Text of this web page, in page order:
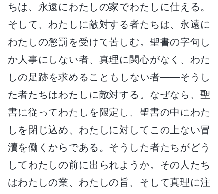
ちは、永遠にわたしの家でわたしに仕える。
そして、わたしに敵対する者たちは、永遠に
わたしの懲罰を受けて苦しむ。聖書の字句し
か大事にしない者、真理に関心がなく、わた
しの足跡を求めることもしない者――そうし
た者たちはわたしに敵対する。なぜなら、聖
書に従ってわたしを限定し、聖書の中にわた
しを閉じ込め、わたしに対してこの上ない冒
瀆を働くからである。そうした者たちがどう
してわたしの前に出られようか。その人たち
はわたしの業、わたしの旨、そして真理に注